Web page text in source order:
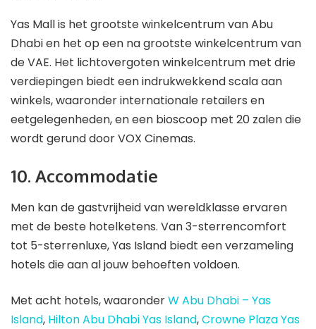
Yas Mall is het grootste winkelcentrum van Abu
Dhabi en het op een na grootste winkelcentrum van
de VAE. Het lichtovergoten winkelcentrum met drie
verdiepingen biedt een indrukwekkend scala aan
winkels, waaronder internationale retailers en
eetgelegenheden, en een bioscoop met 20 zalen die
wordt gerund door VOX Cinemas.
10. Accommodatie
Men kan de gastvrijheid van wereldklasse ervaren
met de beste hotelketens. Van 3-sterrencomfort
tot 5-sterrenluxe, Yas Island biedt een verzameling
hotels die aan al jouw behoeften voldoen.
Met acht hotels, waaronderW Abu Dhabi – Yas
Island, Hilton Abu Dhabi Yas Island,Crowne Plaza Yas